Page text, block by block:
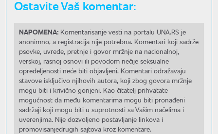
Ostavite Vaš komentar:
NAPOMENA: Komentarisanje vesti na portalu UNA.RS je
anonimno, a registracija nije potrebna. Komentari koji sadrže
psovke, uvrede, pretnje i govor mržnje na nacionalnoj,
verskoj, rasnoj osnovi ili povodom nečije seksualne
opredeljenosti neće biti objavljeni. Komentari odražavaju
stavove isključivo njihovih autora, koji zbog govora mržnje
mogu biti i krivično gonjeni. Kao čitatelj prihvatate
mogućnost da među komentarima mogu biti pronađeni
sadržaji koji mogu biti u suprotnosti sa Vašim načelima i
uverenjima. Nije dozvoljeno postavljanje linkova i
promovisanjedrugih sajtova kroz komentare.